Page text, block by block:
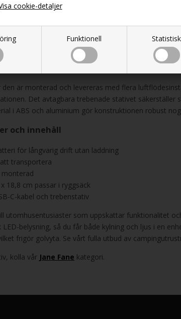
Funktionell Statistisk
cookie-detaljer
kabel
ingår
är monterad och levereras med flera
Det avtagbara trebenade stativet säkerställer
i ABS och aluminium gör konstruktionen robust
och innehåll
för långvarig drift utan laddning
transportera
monterad
18,8 cm passar i ryggsäck
C-kabel och trebenstativ
utomhusentusiaster som uppskattar funktionalitet
belysning, så du får både kylning och ljus i en
frigör golvyta. Se vårt fulla utbud av
kolla vår Jane Fane kategori.